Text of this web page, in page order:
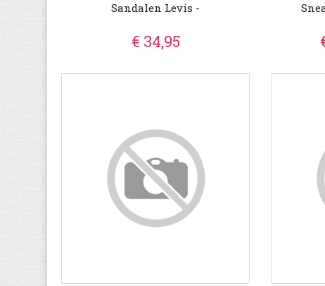
Sandalen Levis -
€ 34,95